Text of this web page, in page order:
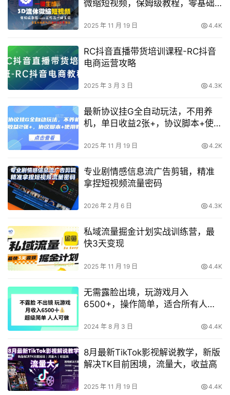
微缩短视频，保姆级教程，零基础
2025 年 11 月 19 日 4.4K
RC抖音直播带货培训课程-RC抖音
电商运营攻略
2025 年 3 月 3 日 4.3K
最新协议挂G全自动玩法，不用养
机，单日收益2张+，协议脚本+使用
2025 年 11 月 19 日 4.2K
专业剧情感信息流广告剪辑，精准
拿捏短视频流量密码
2026 年 2 月 6 日 4.3K
私域流量掘金计划实战训练营，最
快3天变现
2025 年 11 月 19 日 4.4K
无需露脸出境，玩游戏月入
6500+，操作简单，适合所有人
2024 年 8 月 3 日 4.4K
8月最新TikTok影视解说教学，新版
解决TK目前困境，流量大，收益高
2025 年 11 月 19 日 4.4K